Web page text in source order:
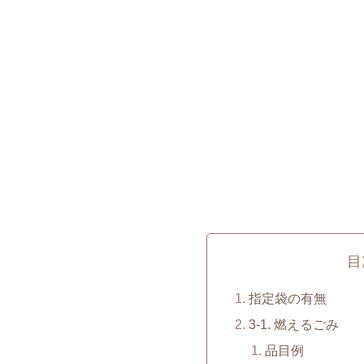
指定袋の有無
3-1. 燃えるごみ
品目例